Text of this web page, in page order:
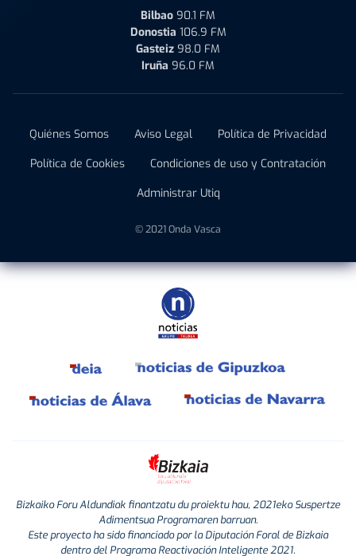
Bilbao 90.1 FM
Donostia 106.9 FM
Gasteiz 98.0 FM
Iruña 96.0 FM
Quiénes Somos Aviso Legal
Política de Privacidad
Política de Cookies
Condiciones de uso y Contratación
Administrar Utiq
© 2021 Onda Vasca
Bizkaiko Foru Aldundiak finantzatu du proiektu hau, 2021eko Suspertze
Adimentsua Programaren barruan.
Este proyecto ha sido financiado por la Diputación Foral de Bizkaia
dentro del Programa Reactivación Inteligente 2021.